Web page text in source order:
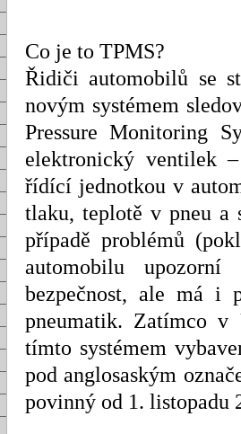
Co je to TPMS?
Řidiči automobilů se
novým systémem
Pressure Monitoring
elektronický ventilek
řídící jednotkou v
tlaku, teplotě v pneu a
případě problémů
automobilu
bezpečnost, ale má i
pneumatik. Zatímco v
tímto systémem
pod anglosaským
povinný od 1. listopadu